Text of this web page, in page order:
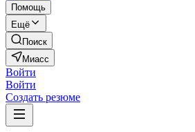
Помощь
Ещё
Поиск
Миасс
Войти
Войти
Создать резюме